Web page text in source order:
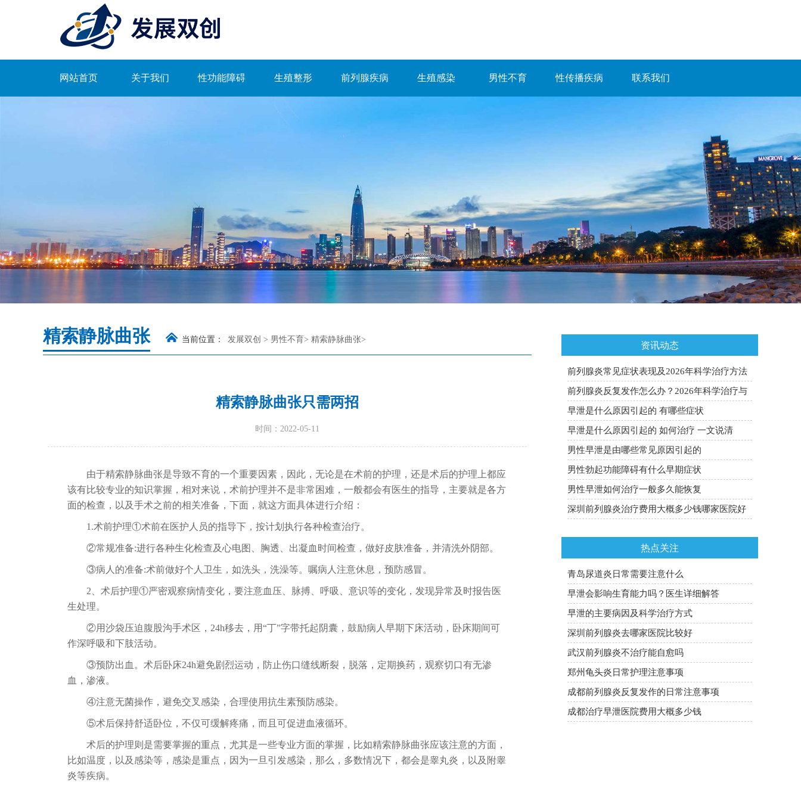
网站首页 关于我们 性功能障碍 生殖整形 前列腺疾病 生殖感染 男性不育 性传播疾病 联系我们
精索静脉曲张 当前位置： 发展双创 > 男性不育> 精索静脉曲张>
精索静脉曲张只需两招
时间：2022-05-11
由于精索静脉曲张是导致不育的一个重要因素，因此，无论是在术前的护理，还是术后的护理上都应
该有比较专业的知识掌握，相对来说，术前护理并不是非常困难，一般都会有医生的指导，主要就是各方
面的检查，以及手术之前的相关准备，下面，就这方面具体进行介绍：
1.术前护理①术前在医护人员的指导下，按计划执行各种检查治疗。
②常规准备:进行各种生化检查及心电图、胸透、出凝血时间检查，做好皮肤准备，并清洗外阴部。
③病人的准备:术前做好个人卫生，如洗头，洗澡等。嘱病人注意休息，预防感冒。
2、术后护理①严密观察病情变化，要注意血压、脉搏、呼吸、意识等的变化，发现异常及时报告医
生处理。
②用沙袋压迫腹股沟手术区，24h移去，用“丁”字带托起阴囊，鼓励病人早期下床活动，卧床期间可
作深呼吸和下肢活动。
③预防出血。术后卧床24h避免剧烈运动，防止伤口缝线断裂，脱落，定期换药，观察切口有无渗
血，渗液。
④注意无菌操作，避免交叉感染，合理使用抗生素预防感染。
⑤术后保持舒适卧位，不仅可缓解疼痛，而且可促进血液循环。
术后的护理则是需要掌握的重点，尤其是一些专业方面的掌握，比如精索静脉曲张应该注意的方面，
比如温度，以及感染等，感染是重点，因为一旦引发感染，那么，多数情况下，都会是睾丸炎，以及附睾
炎等疾病。
资讯动态
前列腺炎常见症状表现及2026年科学治疗方法
全面科普
前列腺炎反复发作怎么办？2026年科学治疗与
预防复发全攻略
早泄是什么原因引起的 有哪些症状
早泄是什么原因引起的 如何治疗 一文说清
男性早泄是由哪些常见原因引起的
男性勃起功能障碍有什么早期症状
男性早泄如何治疗一般多久能恢复
深圳前列腺炎治疗费用大概多少钱哪家医院好
热点关注
青岛尿道炎日常需要注意什么
早泄会影响生育能力吗？医生详细解答
早泄的主要病因及科学治疗方式
深圳前列腺炎去哪家医院比较好
武汉前列腺炎不治疗能自愈吗
郑州龟头炎日常护理注意事项
成都前列腺炎反复发作的日常注意事项
成都治疗早泄医院费用大概多少钱